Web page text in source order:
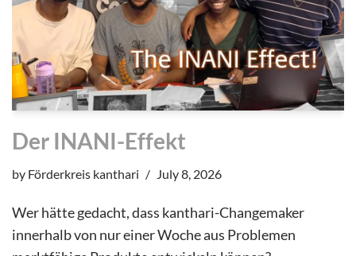
Der INANI-Effekt
by Förderkreis kanthari July 8, 2026
Wer hätte gedacht, dass kanthari-Changemaker
innerhalb von nur einer Woche aus Problemen